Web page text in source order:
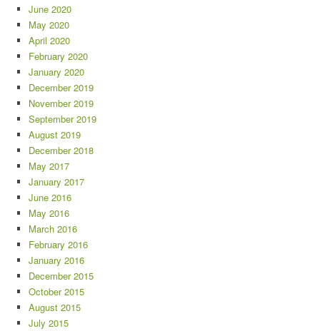
June 2020
May 2020
April 2020
February 2020
January 2020
December 2019
November 2019
September 2019
August 2019
December 2018
May 2017
January 2017
June 2016
May 2016
March 2016
February 2016
January 2016
December 2015
October 2015
August 2015
July 2015